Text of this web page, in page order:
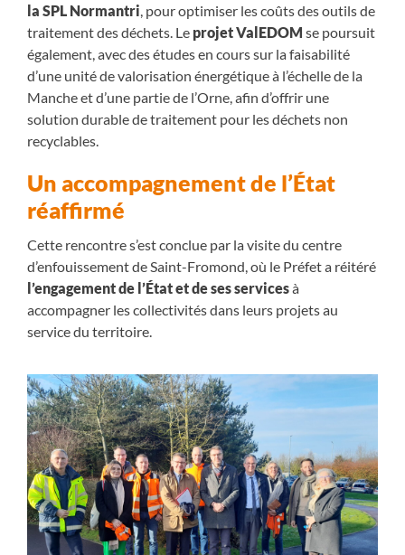
la SPL Normantri , pour optimiser les coûts des outils de
traitement des déchets. Le projet ValEDOM se poursuit
également, avec des études en cours sur la faisabilité
d’une unité de valorisation énergétique à l’échelle de la
Manche et d’une partie de l’Orne, afin d’offrir une
solution durable de traitement pour les déchets non
recyclables.
Un accompagnement de l’État
réaffirmé
Cette rencontre s’est conclue par la visite du centre
d’enfouissement de Saint-Fromond, où le Préfet a réitéré
l’engagement de l’État et de ses servicesà
accompagner les collectivités dans leurs projets au
service du territoire.